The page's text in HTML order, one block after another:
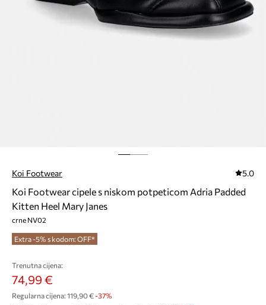
Koi Footwear 5.0
Koi Footwear cipele s niskom potpeticom Adria Padded
Kitten Heel Mary Janes
crne NV02
Extra -5% s kodom: OFF*
Trenutna cijena:
74,99 €
Regularna cijena: 119,90 €-37%